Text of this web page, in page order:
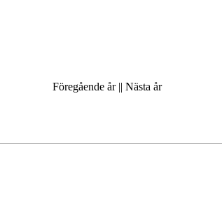
Föregående år|| Nästa år